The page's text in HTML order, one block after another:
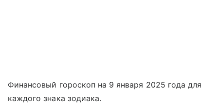
Финансовый гороскоп на 9 января 2025 года для
каждого знака зодиака.